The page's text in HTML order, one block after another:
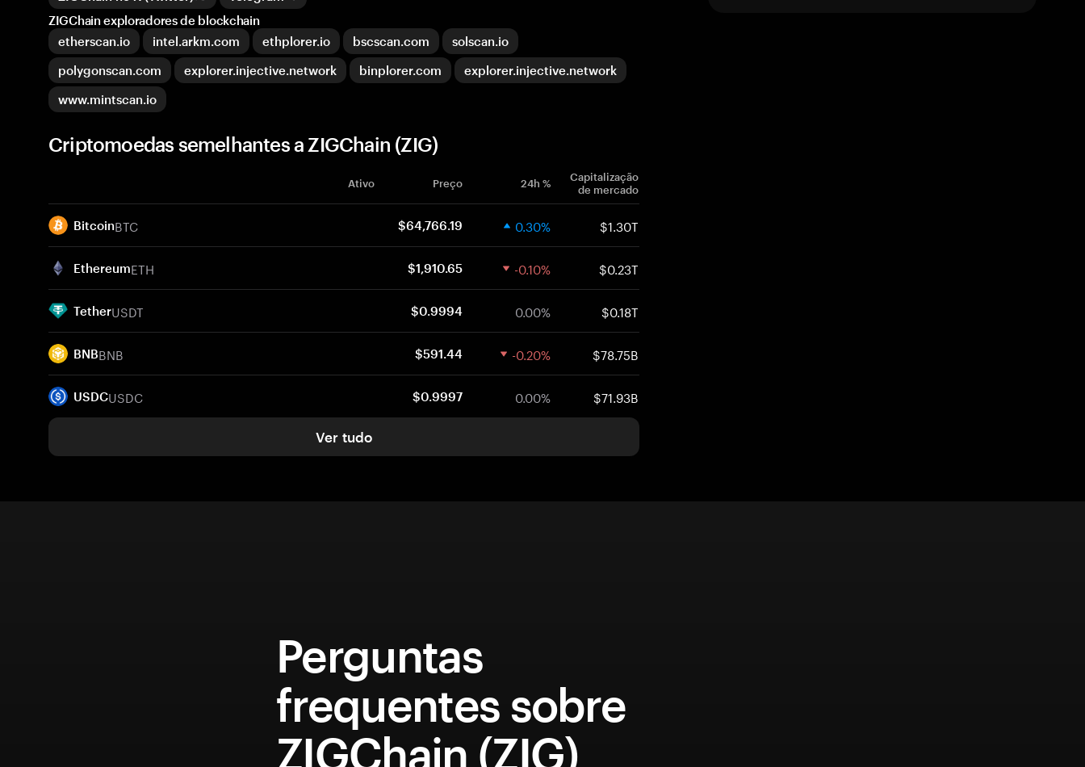
ZIGChain exploradores de blockchain
etherscan.io
intel.arkm.com ethplorer.io bscscan.com
solscan.io
polygonscan.com
explorer.injective.network binplorer.com
explorer.injective.network
www.mintscan.io
Criptomoedas semelhantes a ZIGChain (ZIG)
Ativo Preço 24h %
Capitalização
de mercado
BitcoinBTC $64,766.19 0.30% $1.30T
EthereumETH $1,910.65 -0.10% $0.23T
TetherUSDT $0.9994 0.00% $0.18T
BNBBNB $591.44 -0.20% $78.75B
USDCUSDC $0.9997 0.00% $71.93B
Ver tudo
Perguntas
frequentes sobre
ZIGChain (ZIG)